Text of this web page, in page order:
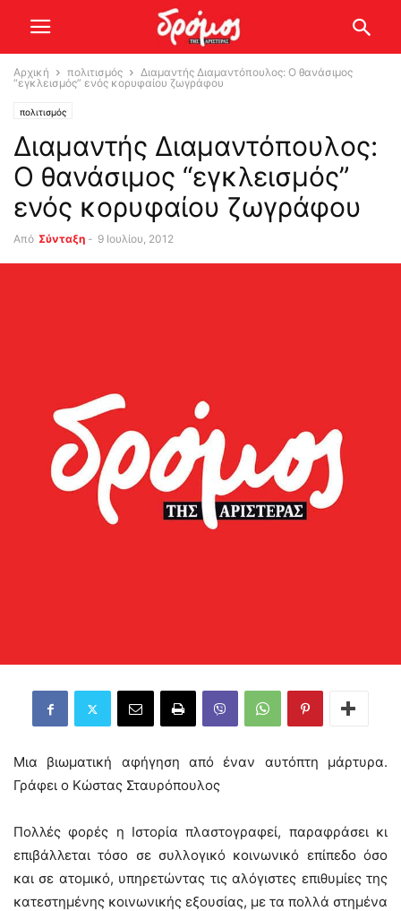
Αρχική πολιτισμός
Διαμαντής Διαμαντόπουλος: Ο θανάσιμος
“εγκλεισμός” ενός κορυφαίου ζωγράφου
πολιτισμός
Διαμαντής Διαμαντόπουλος:
Ο θανάσιμος “εγκλεισμός”
ενός κορυφαίου ζωγράφου
Από Σύνταξη - 9 Ιουλίου, 2012
Μια βιωματική αφήγηση από έναν αυτόπτη μάρτυρα.
Γράφει ο Κώστας Σταυρόπουλος
Πολλές φορές η Ιστορία πλαστογραφεί, παραφράσει κι
επιβάλλεται τόσο σε συλλογικό κοινωνικό επίπεδο όσο
και σε ατομικό, υπηρετώντας τις αλόγιστες επιθυμίες της
κατεστημένης κοινωνικής εξουσίας, με τα πολλά στημένα